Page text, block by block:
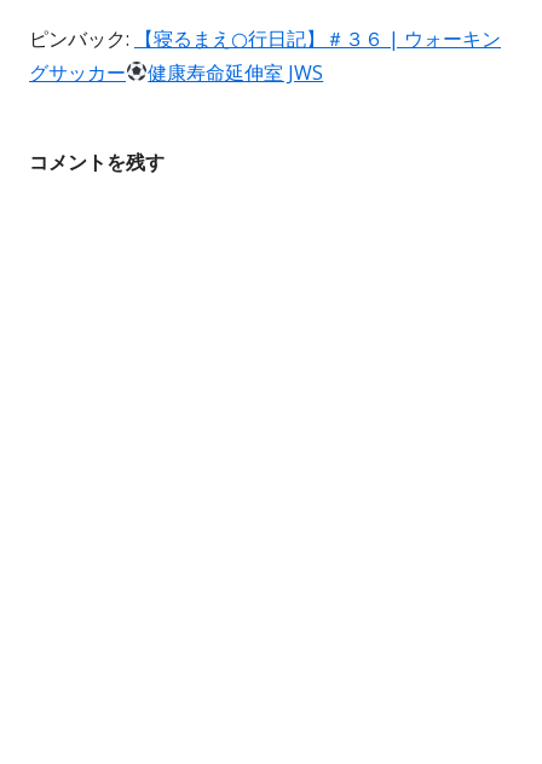
ー
ョ
ピンバック:
【寝るまえ○行日記】＃３６ | ウォーキン
グサッカー
健康寿命延伸室 JWS
コメントを残す